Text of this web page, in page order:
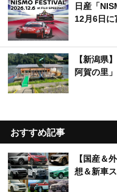
日産「
12月6日
【新潟県
阿賀の里
おすすめ記事
【国産＆
想＆新車